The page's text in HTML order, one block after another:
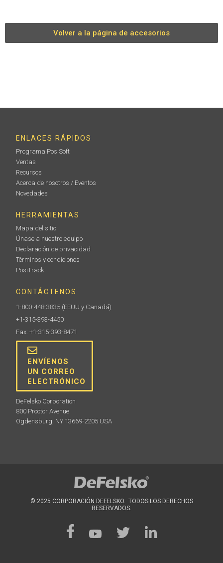
Volver a la página de accesorios
ENLACES RÁPIDOS
Programa PosiSoft
Ventas
Recursos
Acerca de nosotros / Eventos
Novedades
HERRAMIENTAS
Mapa del sitio
Únase a nuestro equipo
Declaración de privacidad
Términos y condiciones
PosiTrack
CONTÁCTENOS
1-800-448-3835 (EEUU y Canadá)
+1-315-393-4450
Fax: +1-315-393-8471
ENVÍENOS
UN CORREO
ELECTRÓNICO
DeFelsko Corporation
800 Proctor Avenue
Ogdensburg, NY 13669-2205 USA
© 2025 CORPORACIÓN DEFELSKO. TODOS LOS DERECHOS
RESERVADOS.